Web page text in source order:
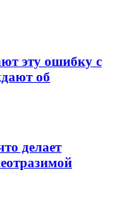
эту ошибку с
об
делает